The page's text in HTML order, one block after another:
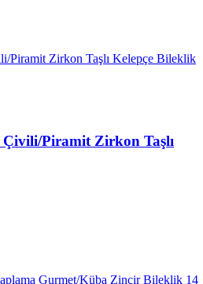
Piramit Zirkon Taşlı